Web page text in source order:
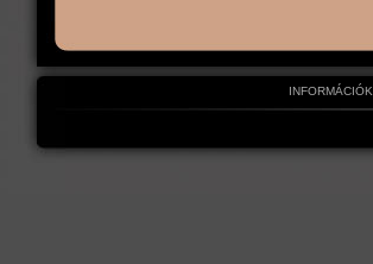
INFORMÁCIÓK